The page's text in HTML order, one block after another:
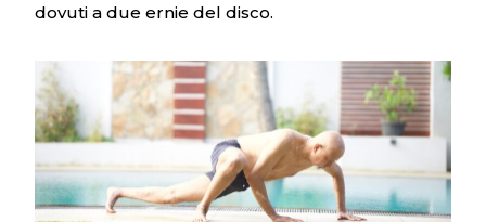
dovuti a due ernie del disco.